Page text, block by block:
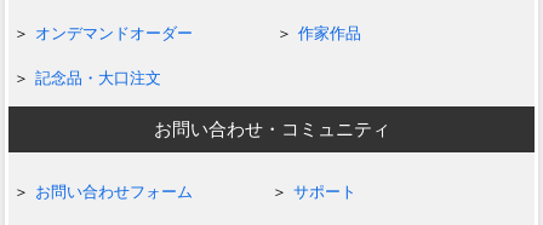
オンデマンドオーダー 作家作品
記念品・大口注文
お問い合わせ・コミュニティ
お問い合わせフォーム サポート